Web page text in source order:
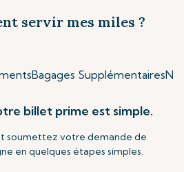
servir mes miles ?
Bagages Supplémentaires
billet prime est simple.
soumettez votre demande de
en quelques étapes simples.